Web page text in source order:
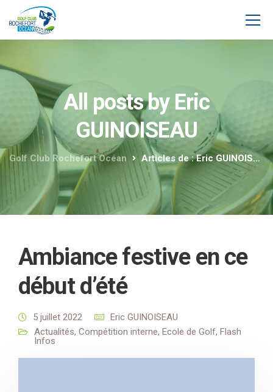
All posts by Eric
GUINOISEAU
Golf Club Rochefort Océan Articles de : Eric GUINOISEAU
Ambiance festive en ce
début d’été
5 juillet 2022
Eric GUINOISEAU
Actualités, Compétition interne, Ecole de Golf, Flash
Infos